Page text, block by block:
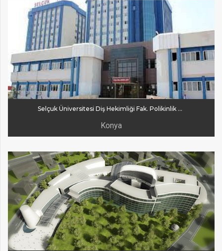
Selçuk Üniversitesi Diş Hekimliği Fak. Polikinlik Binası
Konya